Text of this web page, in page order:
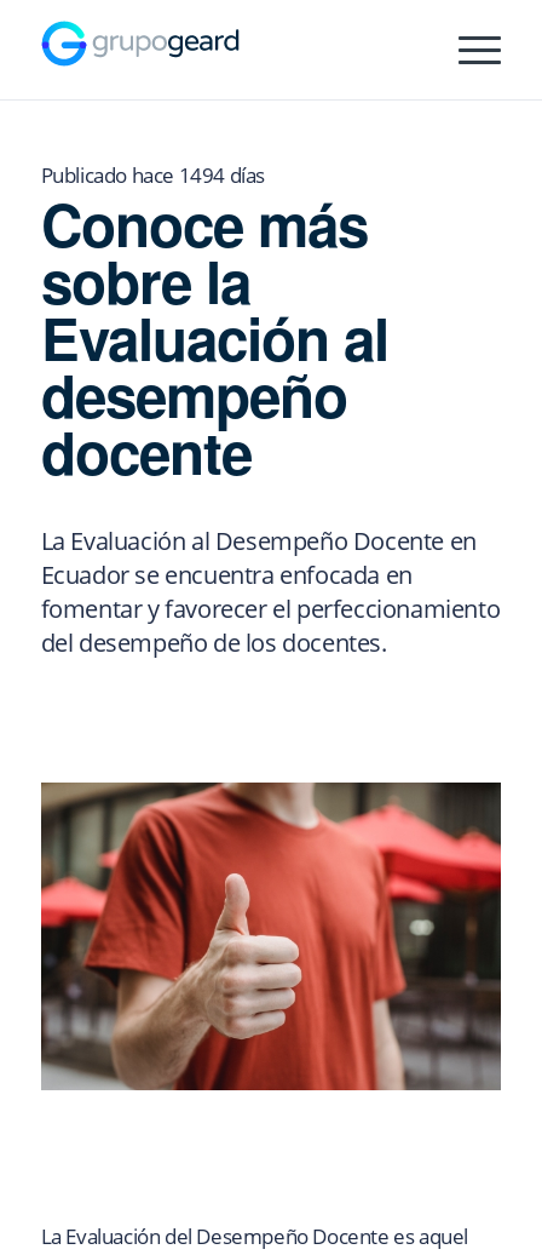
Publicado hace 1494 días
Conoce más
sobre la
Evaluación al
desempeño
docente
La Evaluación al Desempeño Docente en
Ecuador se encuentra enfocada en
fomentar y favorecer el perfeccionamiento
del desempeño de los docentes.
La Evaluación del Desempeño Docente es aquel